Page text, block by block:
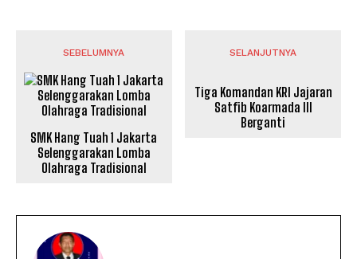
SEBELUMNYA
SMK Hang Tuah 1 Jakarta
Selenggarakan Lomba
Olahraga Tradisional
SELANJUTNYA
Tiga Komandan KRI Jajaran
Satfib Koarmada III
Berganti